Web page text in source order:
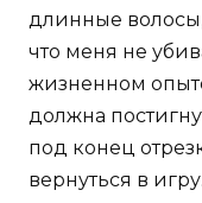
длинные
что меня не
жизненном
должна
под конец
вернуться в игру.